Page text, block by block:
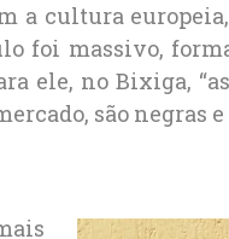
a cultura
foi massivo,
ele, no Bixiga,
são negras